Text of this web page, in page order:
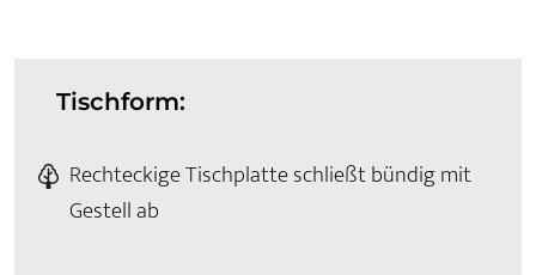
Tischform:
Rechteckige Tischplatte schließt bündig mit
Gestell ab